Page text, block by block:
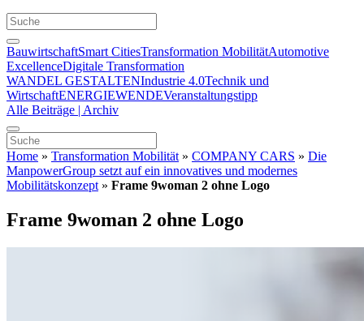
BauwirtschaftSmart CitiesTransformation MobilitätAutomotive
ExcellenceDigitale Transformation
WANDEL GESTALTENIndustrie 4.0Technik und
WirtschaftENERGIEWENDEVeranstaltungstipp
Alle Beiträge | Archiv
Home » Transformation Mobilität » COMPANY CARS » Die
ManpowerGroup setzt auf ein innovatives und modernes
Mobilitätskonzept » Frame 9woman 2 ohne Logo
Frame 9woman 2 ohne Logo